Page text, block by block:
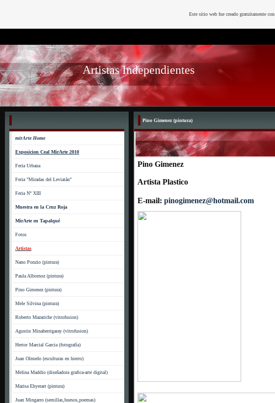
Artistas Independientes
mirArte Home
Exposicion Ceal MirArte 2010
Feria Urbana
Feria "Miradas del Leviatán"
Feria Nº XIII
Muestra en la Cruz Roja
MirArte en Tapalqué
Fotos
Artistas
Nano Ponzio (pintura)
Paula Albornoz (pintura)
Pino Gimenez (pintura)
Mele Silvina (pintura)
Roberto Mazariche (vitrofusion)
Agustin Minaberrigaray (vitrofusion)
Hertor Marcial Garcia (fotografía)
Juan Olmedo (esculturas en hierro)
Melina Maddio (diseñadora grafica-arte digital)
Marisa Ehyerart (pintura)
Juan Mingarro (semillas,huesos,poemas)
Pino Gimenez (pintura)
Pino Gimenez
Artista Plastico
E-mail: pinogimenez@hotmail.com
Este sitio web fue creado gratuitamente con